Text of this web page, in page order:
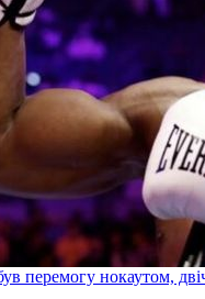
перемогу нокаутом,